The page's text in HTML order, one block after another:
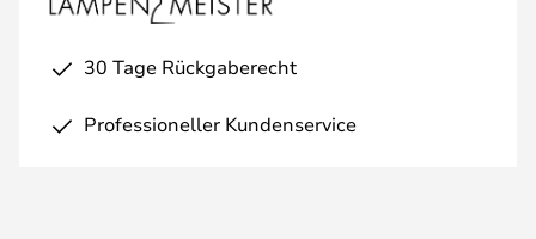
30 Tage Rückgaberecht
Professioneller Kundenservice